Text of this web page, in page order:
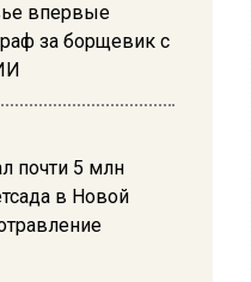
впервые
за борщевик с
почти 5 млн
в Новой